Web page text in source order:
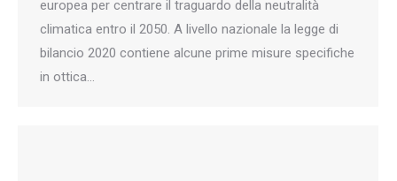
europea per centrare il traguardo della neutralità
climatica entro il 2050. A livello nazionale la legge di
bilancio 2020 contiene alcune prime misure specifiche
in ottica…